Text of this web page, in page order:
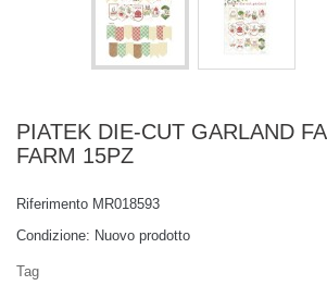
PIATEK DIE-CUT GARLAND
FARM 15PZ
Riferimento MR018593
Condizione: Nuovo prodotto
Tag